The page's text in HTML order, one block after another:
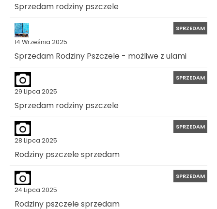
Sprzedam rodziny pszczele
14 Września 2025
SPRZEDAM
Sprzedam Rodziny Pszczele - możliwe z ulami
29 Lipca 2025
SPRZEDAM
Sprzedam rodziny pszczele
28 Lipca 2025
SPRZEDAM
Rodziny pszczele sprzedam
24 Lipca 2025
SPRZEDAM
Rodziny pszczele sprzedam